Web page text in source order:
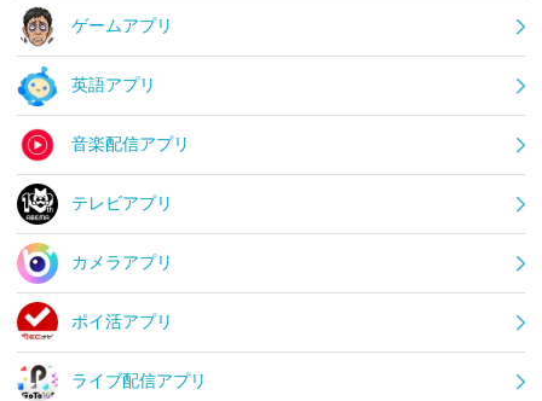
ゲームアプリ
英語アプリ
音楽配信アプリ
テレビアプリ
カメラアプリ
ポイ活アプリ
ライブ配信アプリ